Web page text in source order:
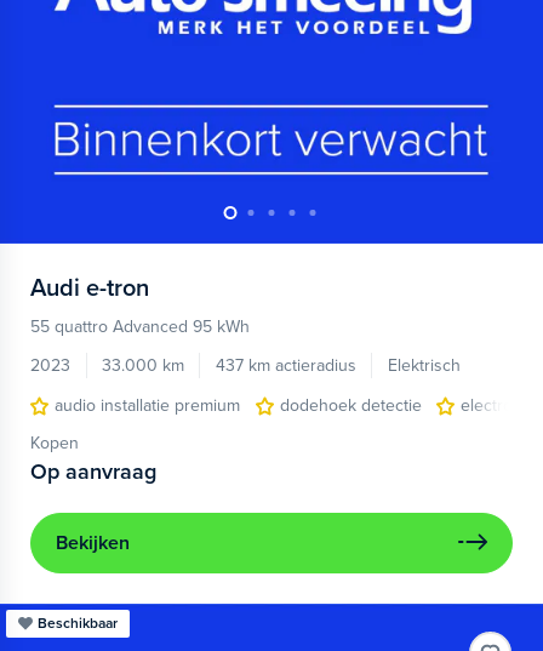
Audi e-tron
55 quattro Advanced 95 kWh
2023
33.000 km 437 km actieradius
Elektrisch
audio installatie premium
dodehoek detectie
electronic
Kopen
Op aanvraag
Bekijken
Beschikbaar